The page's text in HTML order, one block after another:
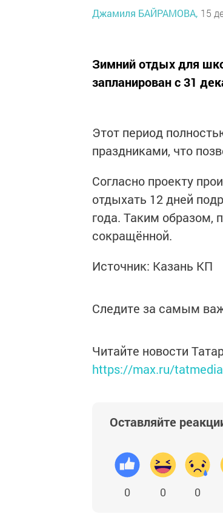
Джамиля БАЙРАМОВА, 15
Зимний отдых для
запланирован с 31
Этот период
праздниками, что
Согласно проекту
отдыхать 12 дней
года. Таким образом,
сокращённой.
Источник: Казань КП
Следите за самым
Читайте новости
https://max.ru/tatmedia
Оставляйте
0 0 0